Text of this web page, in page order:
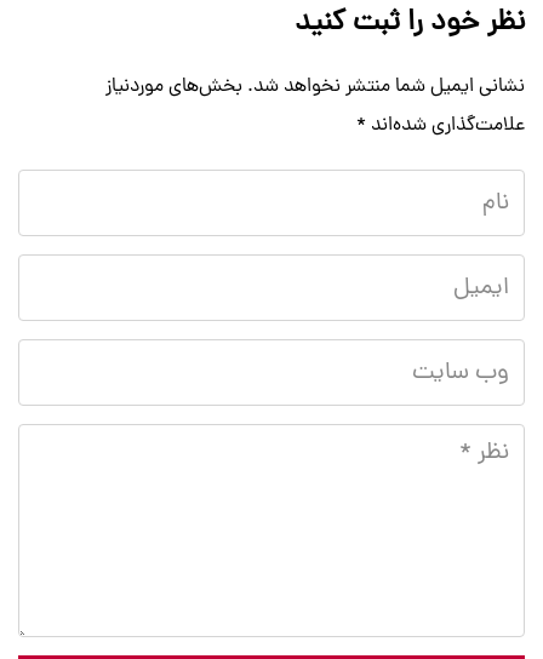
نظر خود را ثبت کنید
نشانی ایمیل شما منتشر نخواهد شد. بخش‌های موردنیاز
علامت‌گذاری شده‌اند *